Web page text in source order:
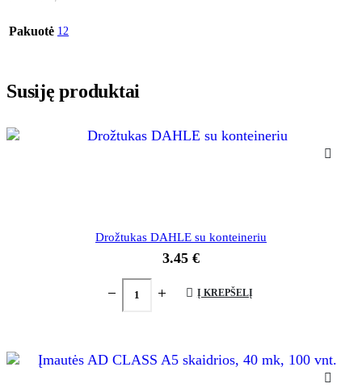
Pakuotė 12
Susiję produktai
Drožtukas DAHLE su konteineriu
3.45 €
Į KREPŠELĮ